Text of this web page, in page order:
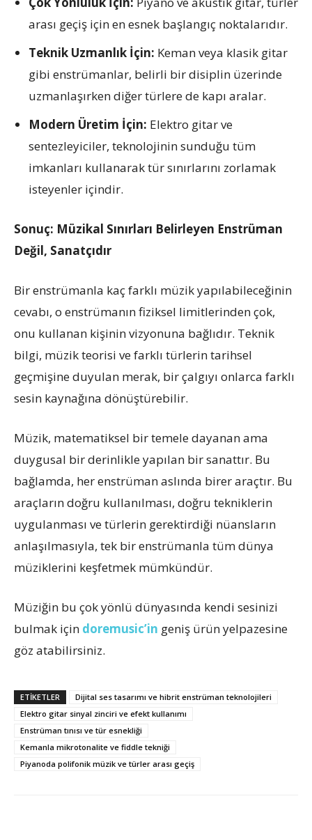
arası geçiş için en esnek başlangıç noktalarıdır.
Teknik Uzmanlık İçin: Keman veya klasik gitar
gibi enstrümanlar, belirli bir disiplin üzerinde
uzmanlaşırken diğer türlere de kapı aralar.
Modern Üretim İçin: Elektro gitar ve
sentezleyiciler, teknolojinin sunduğu tüm
imkanları kullanarak tür sınırlarını zorlamak
isteyenler içindir.
Sonuç: Müzikal Sınırları Belirleyen Enstrüman
Değil, Sanatçıdır
Bir enstrümanla kaç farklı müzik yapılabileceğinin
cevabı, o enstrümanın fiziksel limitlerinden çok,
onu kullanan kişinin vizyonuna bağlıdır. Teknik
bilgi, müzik teorisi ve farklı türlerin tarihsel
geçmişine duyulan merak, bir çalgıyı onlarca farklı
sesin kaynağına dönüştürebilir.
Müzik, matematiksel bir temele dayanan ama
duygusal bir derinlikle yapılan bir sanattır. Bu
bağlamda, her enstrüman aslında birer araçtır. Bu
araçların doğru kullanılması, doğru tekniklerin
uygulanması ve türlerin gerektirdiği nüansların
anlaşılmasıyla, tek bir enstrümanla tüm dünya
müziklerini keşfetmek mümkündür.
Müziğin bu çok yönlü dünyasında kendi sesinizi
bulmak için doremusic’in geniş ürün yelpazesine
göz atabilirsiniz.
ETİKETLER
Dijital ses tasarımı ve hibrit enstrüman teknolojileri
Elektro gitar sinyal zinciri ve efekt kullanımı
Enstrüman tınısı ve tür esnekliği
Kemanla mikrotonalite ve fiddle tekniği
Piyanoda polifonik müzik ve türler arası geçiş